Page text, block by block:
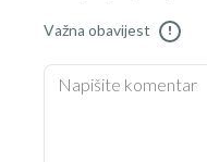
Važna obavijest !